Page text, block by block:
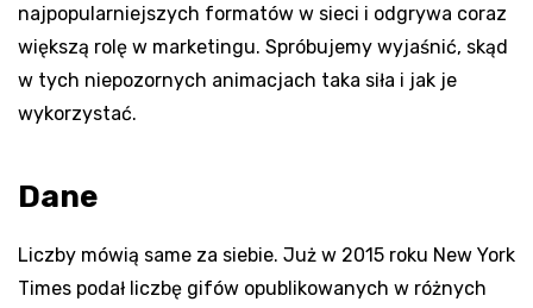
najpopularniejszych formatów w sieci i odgrywa coraz
większą rolę w marketingu. Spróbujemy wyjaśnić, skąd
w tych niepozornych animacjach taka siła i jak je
wykorzystać.
Dane
Liczby mówią same za siebie. Już w 2015 roku New York
Times podał liczbę gifów opublikowanych w różnych